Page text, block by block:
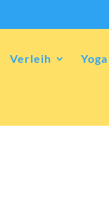
Verleih Yoga